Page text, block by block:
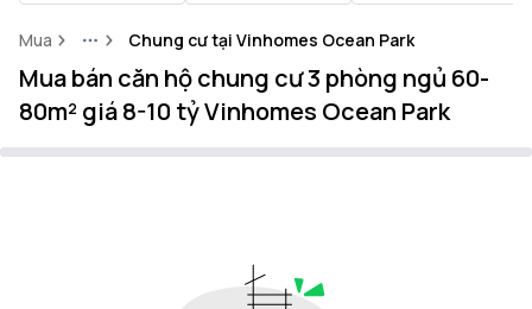
Mua MoreChung cư tại Vinhomes Ocean Park
Mua bán căn hộ chung cư 3 phòng ngủ 60-
80m² giá 8-10 tỷ Vinhomes Ocean Park